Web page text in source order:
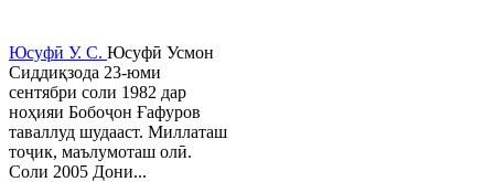
Юсуфӣ У. C. Юсуфӣ Усмон
Сиддиқзода 23-юми
сентябри соли 1982 дар
ноҳияи Бобоҷон Ғафуров
таваллуд шудааст. Миллаташ
тоҷик, маълумоташ олӣ.
Соли 2005 Дони...